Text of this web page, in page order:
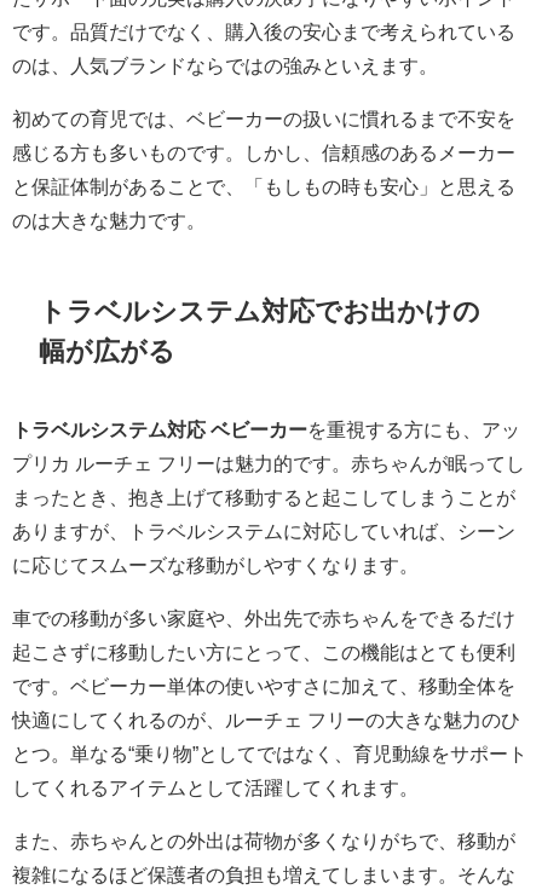
です。品質だけでなく、購入後の安心まで考えられている
のは、人気ブランドならではの強みといえます。
初めての育児では、ベビーカーの扱いに慣れるまで不安を
感じる方も多いものです。しかし、信頼感のあるメーカー
と保証体制があることで、「もしもの時も安心」と思える
のは大きな魅力です。
トラベルシステム対応でお出かけの
幅が広がる
トラベルシステム対応 ベビーカーを重視する方にも、アッ
プリカ ルーチェ フリーは魅力的です。赤ちゃんが眠ってし
まったとき、抱き上げて移動すると起こしてしまうことが
ありますが、トラベルシステムに対応していれば、シーン
に応じてスムーズな移動がしやすくなります。
車での移動が多い家庭や、外出先で赤ちゃんをできるだけ
起こさずに移動したい方にとって、この機能はとても便利
です。ベビーカー単体の使いやすさに加えて、移動全体を
快適にしてくれるのが、ルーチェ フリーの大きな魅力のひ
とつ。単なる“乗り物”としてではなく、育児動線をサポート
してくれるアイテムとして活躍してくれます。
また、赤ちゃんとの外出は荷物が多くなりがちで、移動が
複雑になるほど保護者の負担も増えてしまいます。そんな